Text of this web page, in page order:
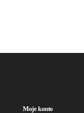
Moje konto